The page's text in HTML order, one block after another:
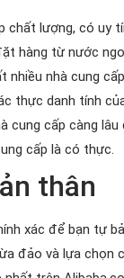
chất lượng, có uy
hàng từ nước
nhiều nhà cung
thực danh tính
cung cấp càng
cấp là có thực.
thân
xác để bạn tự
đảo và lựa chọn